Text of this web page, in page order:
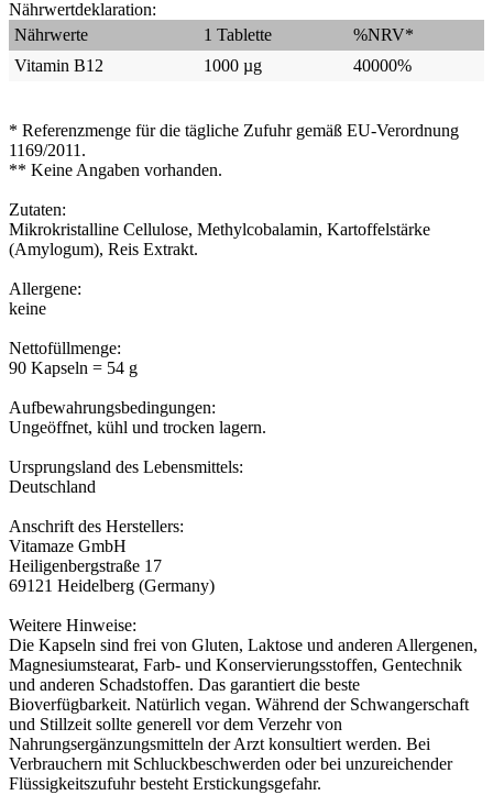
Nährwertdeklaration:
Nährwerte
1 Tablette
%NRV*
Vitamin B12
1000 µg 40000%
* Referenzmenge für die tägliche Zufuhr gemäß EU-Verordnung
1169/2011.
** Keine Angaben vorhanden.
Zutaten:
Mikrokristalline Cellulose, Methylcobalamin, Kartoffelstärke
(Amylogum), Reis Extrakt.
Allergene:
keine
Nettofüllmenge:
90 Kapseln = 54 g
Aufbewahrungsbedingungen:
Ungeöffnet, kühl und trocken lagern.
Ursprungsland des Lebensmittels:
Deutschland
Anschrift des Herstellers:
Vitamaze GmbH
Heiligenbergstraße 17
69121 Heidelberg (Germany)
Weitere Hinweise:
Die Kapseln sind frei von Gluten, Laktose und anderen Allergenen,
Magnesiumstearat, Farb- und Konservierungsstoffen, Gentechnik
und anderen Schadstoffen. Das garantiert die beste
Bioverfügbarkeit. Natürlich vegan. Während der Schwangerschaft
und Stillzeit sollte generell vor dem Verzehr von
Nahrungsergänzungsmitteln der Arzt konsultiert werden. Bei
Verbrauchern mit Schluckbeschwerden oder bei unzureichender
Flüssigkeitszufuhr besteht Erstickungsgefahr.